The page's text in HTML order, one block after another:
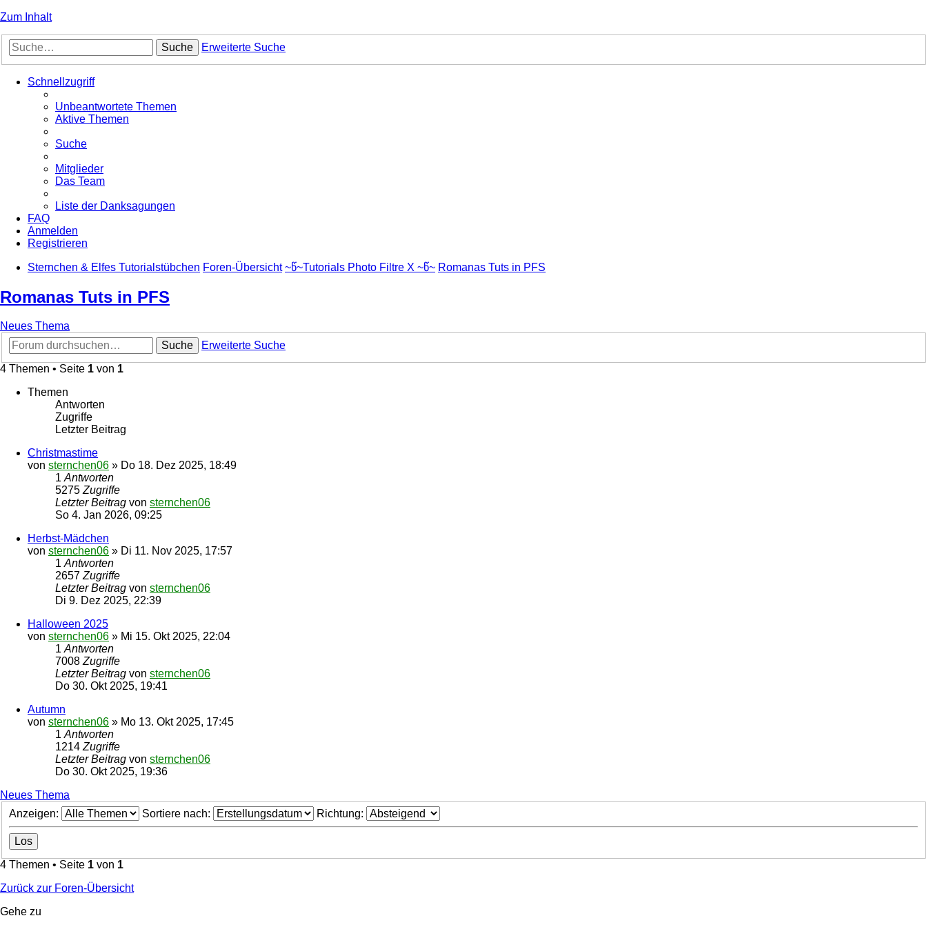
Zum Inhalt
Suche Erweiterte Suche
Schnellzugriff
Unbeantwortete Themen
Aktive Themen
Suche
Mitglieder
Das Team
Liste der Danksagungen
FAQ
Anmelden
Registrieren
Sternchen & Elfes Tutorialstübchen Foren-Übersicht ~წ~Tutorials Photo Filtre X ~წ~ Romanas Tuts in PFS
Romanas Tuts in PFS
Neues Thema
Suche
Erweiterte Suche
4 Themen • Seite 1 von 1
Themen
Antworten
Zugriffe
Letzter Beitrag
Christmastime
von sternchen06 » Do 18. Dez 2025, 18:49
1 Antworten
5275 Zugriffe
Letzter Beitrag von sternchen06
So 4. Jan 2026, 09:25
Herbst-Mädchen
von sternchen06 » Di 11. Nov 2025, 17:57
1 Antworten
2657 Zugriffe
Letzter Beitrag von sternchen06
Di 9. Dez 2025, 22:39
Halloween 2025
von sternchen06 » Mi 15. Okt 2025, 22:04
1 Antworten
7008 Zugriffe
Letzter Beitrag von sternchen06
Do 30. Okt 2025, 19:41
Autumn
von sternchen06 » Mo 13. Okt 2025, 17:45
1 Antworten
1214 Zugriffe
Letzter Beitrag von sternchen06
Do 30. Okt 2025, 19:36
Neues Thema
Anzeigen:
Sortiere nach: Richtung:
4 Themen • Seite 1 von 1
Zurück zur Foren-Übersicht
Gehe zu